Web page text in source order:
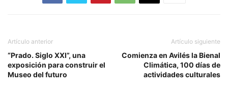
Artículo anterior
“Prado. Siglo XXI”, una
exposición para construir el
Museo del futuro
Artículo siguiente
Comienza en Avilés la Bienal
Climática, 100 días de
actividades culturales